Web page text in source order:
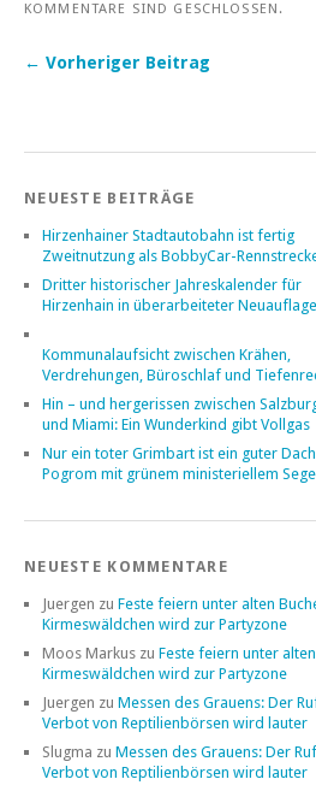
KOMMENTARE SIND GESCHLOSSEN.
← Vorheriger Beitrag
NEUESTE BEITRÄGE
Hirzenhainer Stadtautobahn ist fertig
Zweitnutzung als BobbyCar-
Dritter historischer Jahreskalender für
Hirzenhain in überarbeiteter Neuauflage
Kommunalaufsicht zwischen Krähen,
Verdrehungen, Büroschlaf und
Hin – und hergerissen zwischen
und Miami: Ein Wunderkind gibt Vollgas
Nur ein toter Grimbart ist ein guter
Pogrom mit grünem ministeriellem
NEUESTE KOMMENTARE
Juergen zu Feste feiern unter alten
Kirmeswäldchen wird zur Partyzone
Moos Markus zu Feste feiern unter
Kirmeswäldchen wird zur Partyzone
Juergen zu Messen des Grauens: Der
Verbot von Reptilienbörsen wird lauter
Slugma zu Messen des Grauens: Der
Verbot von Reptilienbörsen wird lauter